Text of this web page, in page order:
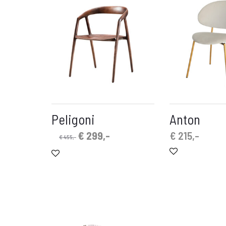
Peligoni
€455,- Oorspronkelijke
€ 299,-
Anton
€ 215,-